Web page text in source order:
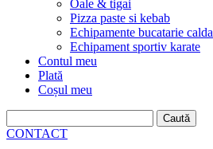
Oale & tigai
Pizza paste si kebab
Echipamente bucatarie calda
Echipament sportiv karate
Contul meu
Plată
Coșul meu
după:
CONTACT